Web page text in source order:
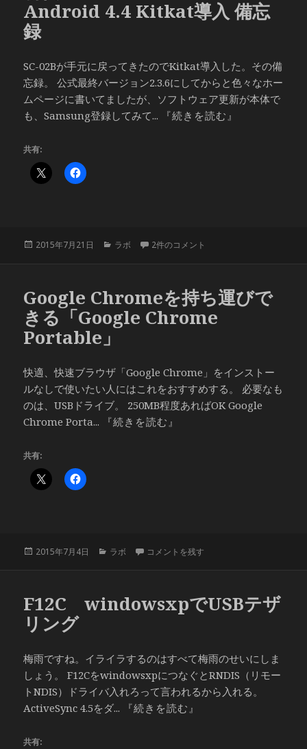
Android 4.4 Kitkat導入 備忘
録
SC-02Bが手元に戻ってきたのでKitkat導入した。その備
忘録。 公式最終バージョン2.3.6にしてからと色々なホー
ムページに書いてましたが、ソフトウェア更新が本体で
も、Samsung登録してみて...
『続きを読む』
共有:
投
2015年7月21日
カ
ー
ラボ 初代GALAXYS SC-02B Android 4.4
2件のコメント
Google Chromeを持ち運びで
きる「Google Chrome
Portable」
快適、快速ブラウザ「Google Chrome」をインストー
ルなしで使いたい人にはこれをおすすめする。 必要なも
のは、USBドライブ。 250MB程度あればOK Google
Chrome Porta...
『続きを読む』
共有:
投
2015年7月4日
カ
ー
ラボ Google Chromeを持ち運びできる「
コメントを残す
F12C windowsxpでUSBテザ
リング
梅雨ですね。イライラするのはすべて梅雨のせいにしま
しょう。 F12CをwindowsxpにつなぐとRNDIS（リモー
トNDIS）ドライバ入れろって言われるから入れる。
ActiveSync 4.5をダ...
『続きを読む』
共有: